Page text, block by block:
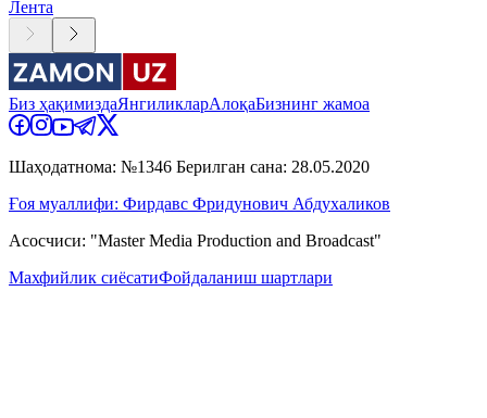
Лента
Биз ҳақимиздаЯнгиликларАлоқаБизнинг жамоа
Шаҳодатнома: №1346 Берилган сана: 28.05.2020
Ғоя муаллифи: Фирдавс Фридунович Абдухаликов
Асосчиси: "Master Media Production and Broadcast"
Махфийлик сиёсатиФойдаланиш шартлари